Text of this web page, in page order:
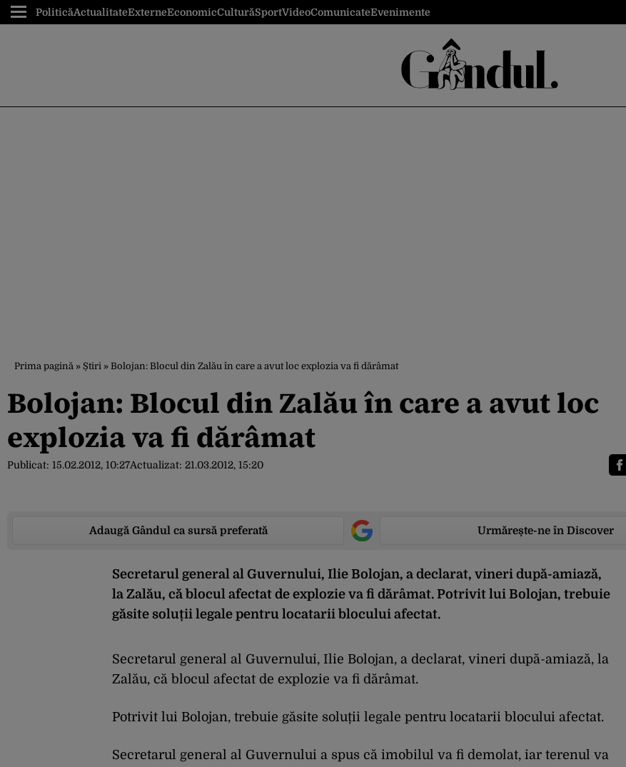
PoliticăActualitateExterneEconomicCulturăSportVideoComunicateEvenimente
Prima pagină » Știri » Bolojan: Blocul din Zalău în care a avut loc explozia va fi dărâmat
Bolojan: Blocul din Zalău în care a avut loc
explozia va fi dărâmat
Publicat: 15.02.2012, 10:27Actualizat: 21.03.2012, 15:20
Adaugă Gândul ca sursă preferată Urmărește-ne în Discover
Secretarul general al Guvernului, Ilie Bolojan, a declarat, vineri după-amiază,
la Zalău, că blocul afectat de explozie va fi dărâmat. Potrivit lui Bolojan, trebuie
găsite soluții legale pentru locatarii blocului afectat.
Secretarul general al Guvernului, Ilie Bolojan, a declarat, vineri după-amiază, la
Zalău, că blocul afectat de explozie va fi dărâmat.
Potrivit lui Bolojan, trebuie găsite soluții legale pentru locatarii blocului afectat.
Secretarul general al Guvernului a spus că imobilul va fi demolat, iar terenul va